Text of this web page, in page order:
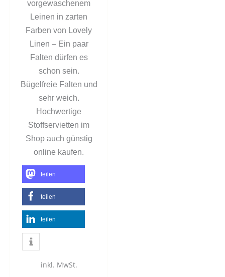
vorgewaschenem
Leinen in zarten
Farben von Lovely
Linen – Ein paar
Falten dürfen es
schon sein.
Bügelfreie Falten und
sehr weich.
Hochwertige
Stoffservietten im
Shop auch günstig
online kaufen.
teilen
teilen
teilen
inkl. MwSt.